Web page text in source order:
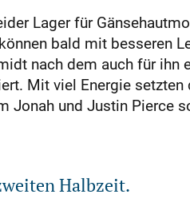
Lager für
bald mit besseren
nach dem auch für
Mit viel Energie
Jonah und Justin Pierce
Halbzeit.